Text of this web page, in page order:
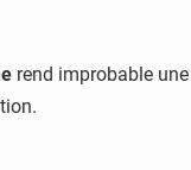
rend improbable